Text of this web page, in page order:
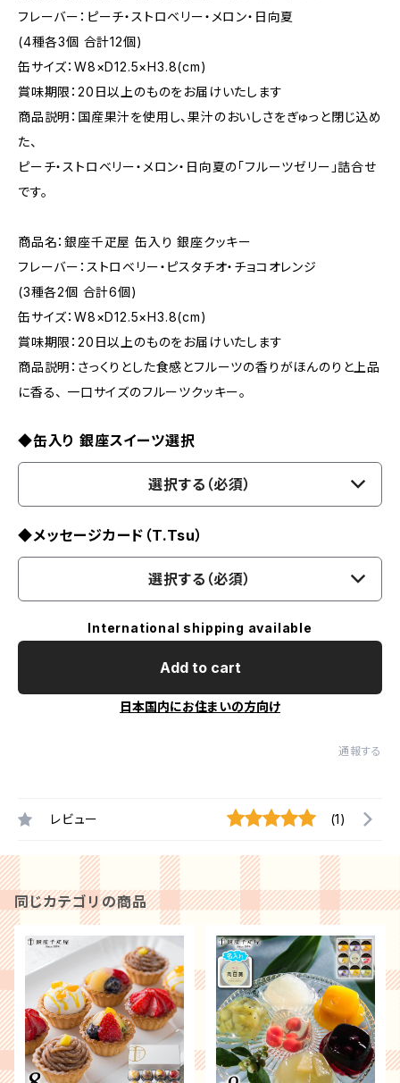
フレーバー：ピーチ・ストロベリー・メロン・日向夏
(4種各3個 合計12個)
缶サイズ：W8×D12.5×H3.8(cm)
賞味期限：20日以上のものをお届けいたします
商品説明：国産果汁を使用し、果汁のおいしさをぎゅっと閉じ込め
た、
ピーチ・ストロベリー・メロン・日向夏の「フルーツゼリー」詰合せ
です。
商品名：銀座千疋屋 缶入り 銀座クッキー
フレーバー：ストロベリー・ピスタチオ・チョコオレンジ
(3種各2個 合計6個)
缶サイズ：W8×D12.5×H3.8(cm)
賞味期限：20日以上のものをお届けいたします
商品説明：さっくりとした食感とフルーツの香りがほんのりと上品
に香る、 一口サイズのフルーツクッキー。
◆缶入り 銀座スイーツ選択
選択する（必須）
◆メッセージカード（T.Tsu）
選択する（必須）
International shipping available
Add to cart
日本国内にお住まいの方向け
通報する
レビュー (1)
同じカテゴリの商品